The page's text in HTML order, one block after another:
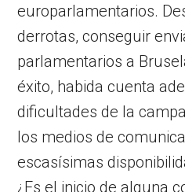
europarlamentarios.
derrotas, conseguir
parlamentarios a
éxito, habida cuenta
dificultades de la
los medios de
escasísimas
¿Es el inicio de alguna